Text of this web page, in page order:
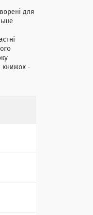
для
книжок -